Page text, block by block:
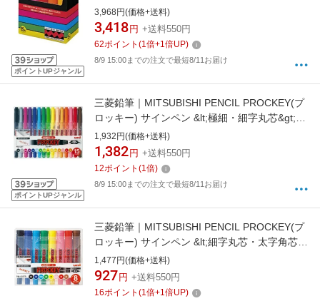
ポイントUPジャンル
PC8K15C[PC8K15C]
3,968円(価格+送料)
3,418 円 +送料550円
62ポイント (1倍+1倍UP)
8/9 15:00までの注文で最短8/11お届け
ポイントUPジャンル
三菱鉛筆｜MITSUBISHI PENCIL PROCKEY(プ
ロッキー) サインペン &lt;極細・細字丸芯&gt;
15色セット PM120T.15CN[PM120T15CN]
1,932円(価格+送料)
1,382 円 +送料550円
12ポイント (1倍)
8/9 15:00までの注文で最短8/11お届け
三菱鉛筆｜MITSUBISHI PENCIL PROCKEY(プ
ロッキー) サインペン &lt;細字丸芯・太字角芯
&gt; 8色セット PM150TR8CN
1,477円(価格+送料)
927 円 +送料550円
16ポイント (1倍+1倍UP)